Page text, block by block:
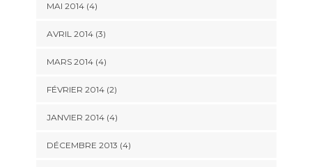
MAI 2014(4)
AVRIL 2014(3)
MARS 2014(4)
FÉVRIER 2014(2)
JANVIER 2014(4)
DÉCEMBRE 2013 (4)